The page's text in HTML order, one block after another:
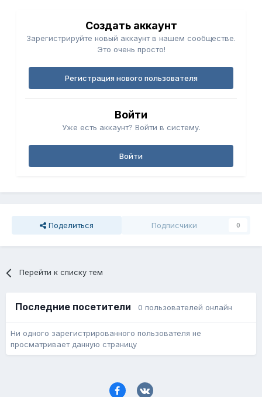
Создать аккаунт
Зарегистрируйте новый аккаунт в нашем сообществе.
Это очень просто!
Регистрация нового пользователя
Войти
Уже есть аккаунт? Войти в систему.
Войти
Поделиться Подписчики 0
Перейти к списку тем
Последние посетители 0 пользователей онлайн
Ни одного зарегистрированного пользователя не
просматривает данную страницу